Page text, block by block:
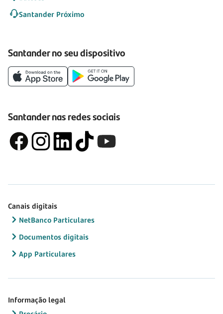
Santander Próximo
Santander no seu dispositivo
Santander nas redes sociais
Canais digitais
NetBanco Particulares
Documentos digitais
App Particulares
Informação legal